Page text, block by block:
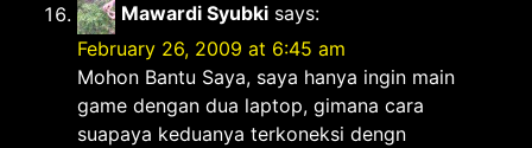
Mawardi Syubki says:
February 26, 2009 at 6:45 am
Mohon Bantu Saya, saya hanya ingin main
game dengan dua laptop, gimana cara
suapaya keduanya terkoneksi dengn